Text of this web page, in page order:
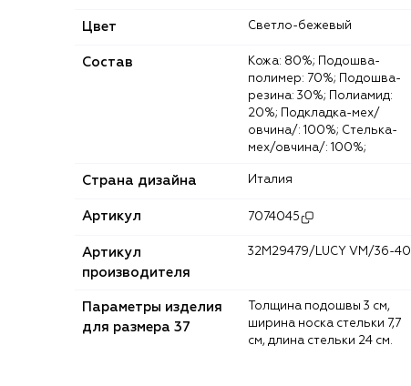
Цвет Светло-бежевый
Состав
Кожа: 80%; Подошва-
полимер: 70%; Подошва-
резина: 30%; Полиамид:
20%; Подкладка-мех/
овчина/: 100%; Стелька-
мех/овчина/: 100%;
Страна дизайна Италия
Артикул 7074045
Артикул
производителя
32M29479/LUCY VM/36-40
Параметры изделия
для размера 37
ширина носка стельки 7,7
см, длина стельки 24 см.